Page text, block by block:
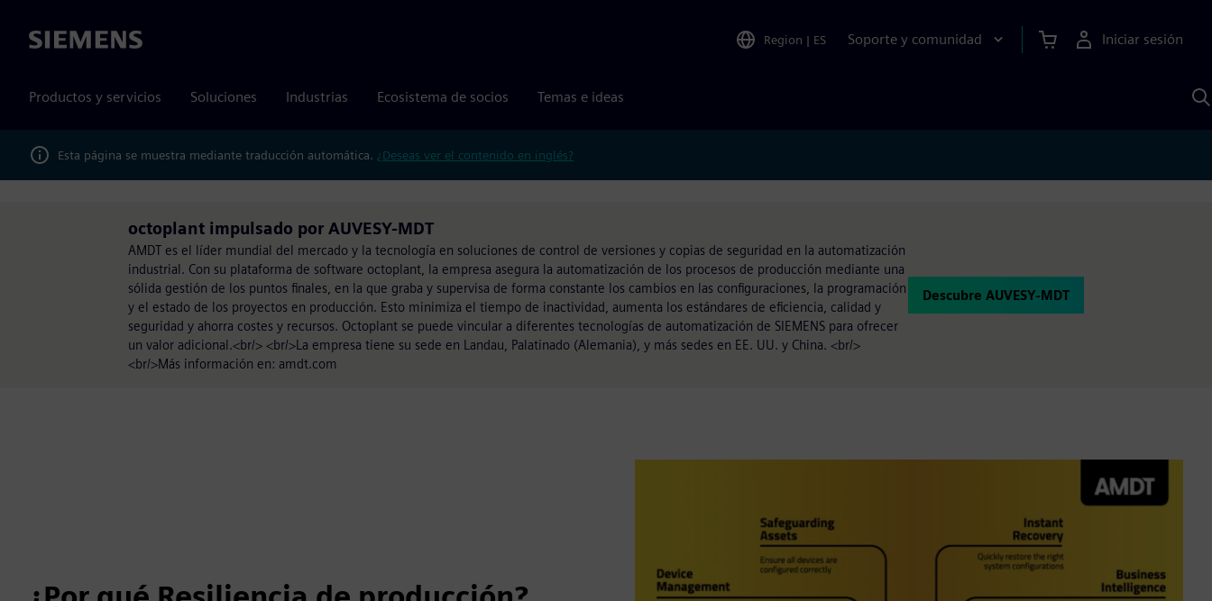
Siemens Region | ES Soporte y comunidad Iniciar sesión
Productos y servicios Soluciones Industrias Ecosistema de socios Temas e ideas
Esta página se muestra mediante traducción automática. ¿Deseas ver el contenido en inglés?
octoplant impulsado por AUVESY-MDT
AMDT es el líder mundial del mercado y la tecnología en soluciones de control de versiones y copias de seguridad en la automatización
industrial. Con su plataforma de software octoplant, la empresa asegura la automatización de los procesos de producción mediante una
sólida gestión de los puntos finales, en la que graba y supervisa de forma constante los cambios en las configuraciones, la programación
y el estado de los proyectos en producción. Esto minimiza el tiempo de inactividad, aumenta los estándares de eficiencia, calidad y
seguridad y ahorra costes y recursos. Octoplant se puede vincular a diferentes tecnologías de automatización de SIEMENS para ofrecer
un valor adicional.<br/> <br/>La empresa tiene su sede en Landau, Palatinado (Alemania), y más sedes en EE. UU. y China. <br/>
<br/>Más información en: amdt.com
Descubre AUVESY-MDT